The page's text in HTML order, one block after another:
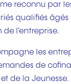
reconnu par
qualifiés
de l'entreprise.
les
de
de la Jeunesse.